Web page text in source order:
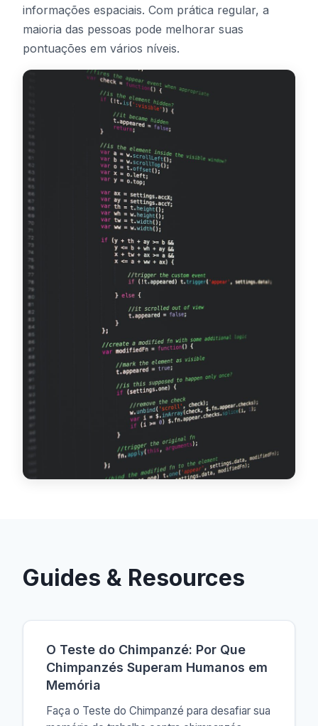
informações espaciais. Com prática regular, a
maioria das pessoas pode melhorar suas
pontuações em vários níveis.
Guides & Resources
O Teste do Chimpanzé: Por Que
Chimpanzés Superam Humanos em
Memória
Faça o Teste do Chimpanzé para desafiar sua